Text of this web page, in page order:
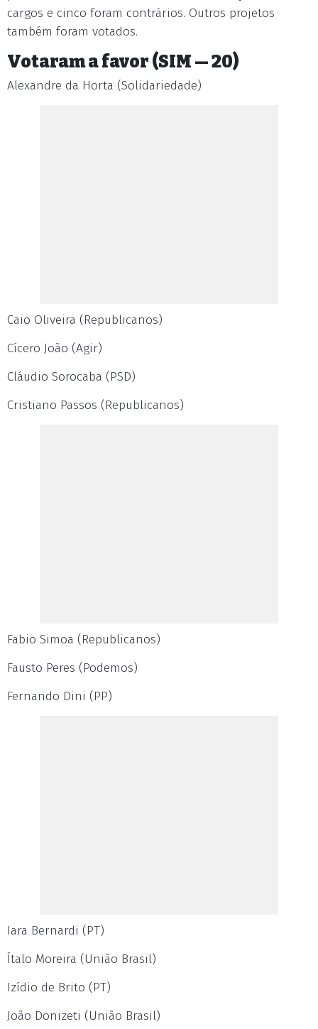
cargos e cinco foram contrários. Outros projetos
também foram votados.
Votaram a favor (SIM — 20)
Alexandre da Horta (Solidariedade)
Caio Oliveira (Republicanos)
Cícero João (Agir)
Cláudio Sorocaba (PSD)
Cristiano Passos (Republicanos)
Fabio Simoa (Republicanos)
Fausto Peres (Podemos)
Fernando Dini (PP)
Iara Bernardi (PT)
Ítalo Moreira (União Brasil)
Izídio de Brito (PT)
João Donizeti (União Brasil)